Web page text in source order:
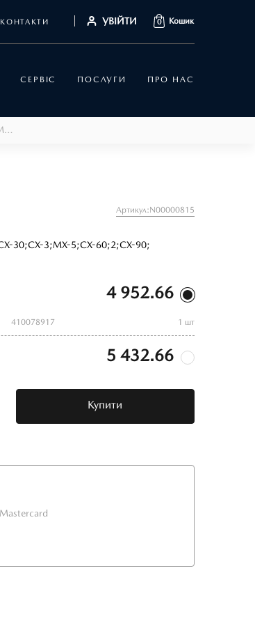
КОНТАКТИ УВІЙТИ 0 Кошик
СЕРВІС ПОСЛУГИ ПРО НАС
КОМПЛЕКТ "СЕКРЕТНИХ" ГАЙОК КОЛІС 21ММ, ВСІ МОДЕЛІ
Артикул:N00000815
30;CX-3;MX-5;CX-60;2;CX-90;
4 952.66
410078917 1 шт
5 432.66
Купити
Mastercard